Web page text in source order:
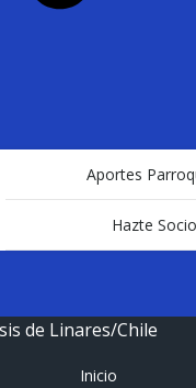
Aportes
Hazte Socio
de Linares/Chile
Inicio